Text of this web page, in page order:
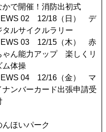
かで開催！消防出初式
02 12/18（日） デ
タルサイクルラリー
03 12/15（木） 赤
ゃん能力アップ 楽しくリ
ム体操
04 12/16（金） マ
ナンバーカード出張申請受
んほいパーク